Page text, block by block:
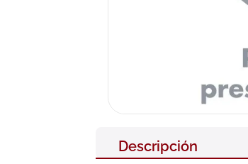
Descripción